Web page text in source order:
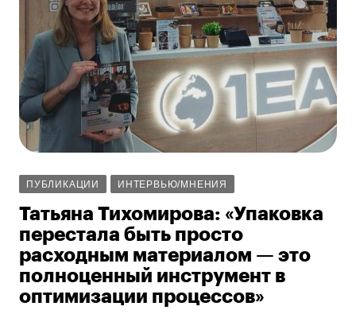
ПУБЛИКАЦИИ ИНТЕРВЬЮ/МНЕНИЯ
Татьяна Тихомирова: «Упаковка
перестала быть просто
расходным материалом — это
полноценный инструмент в
оптимизации процессов»